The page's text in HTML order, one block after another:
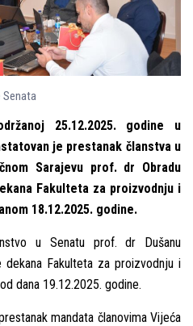
Senata
25.12.2025. godine u
je prestanak članstva u
Sarajevu prof. dr Obradu
Fakulteta za proizvodnju i
18.12.2025. godine.
u Senatu prof. dr Dušanu
Fakulteta za proizvodnju i
dana 19.12.2025. godine.
mandata članovima Vijeća